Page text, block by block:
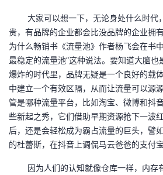
大家可以想一下，无论身处什么时代
贵，有品牌的企业都会比没品牌的企业拥
为什么畅销书《流量池》作者杨飞会在书
最稳定的流量池”这种说法。要知道大脑也
爆炸的时代里，品牌无疑是一个良好的载
中建立一个有效区隔，从而让流量可以源
管是哪种流量平台，比如淘宝、微博和抖
些新起之秀，它们借助早期资源抢下一波
后，还是会轻松成为霸占流量的巨头，譬
的杜蕾斯，在抖音上调侃马云爸爸的支付宝
因为人们的认知就像仓库一样，内存